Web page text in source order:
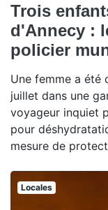
Trois
d'Annecy :
policier
Une femme a été
juillet dans une
voyageur inquiet
pour
mesure de
Locales